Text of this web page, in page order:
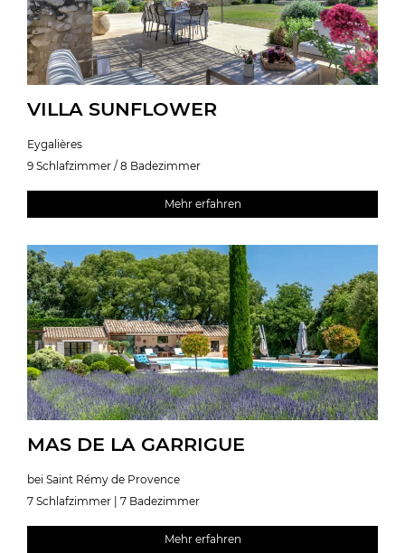
VILLA SUNFLOWER
Eygalières
9 Schlafzimmer / 8 Badezimmer
Mehr erfahren
MAS DE LA GARRIGUE
bei Saint Rémy de Provence
7 Schlafzimmer | 7 Badezimmer
Mehr erfahren